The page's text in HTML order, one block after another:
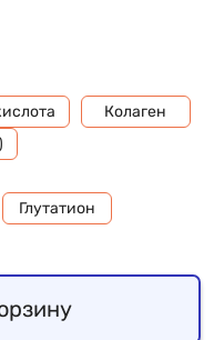
Колаген
Глутатион